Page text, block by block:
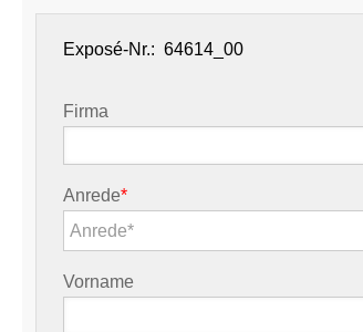
Exposé-Nr.:
Firma
Anrede*
Anrede*
Vorname